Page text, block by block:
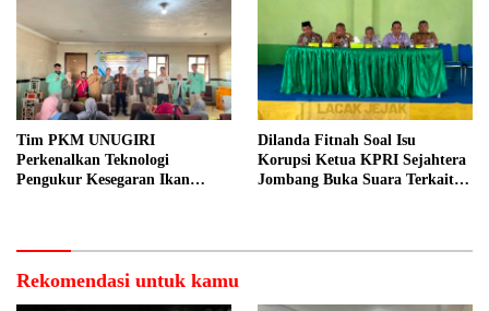
Tim PKM UNUGIRI
Perkenalkan Teknologi
Pengukur Kesegaran Ikan
Dilanda Fitnah Soal Isu
Korupsi Ketua KPRI Sejahtera
Jombang Buka Suara Terkait
Rekomendasi untuk kamu